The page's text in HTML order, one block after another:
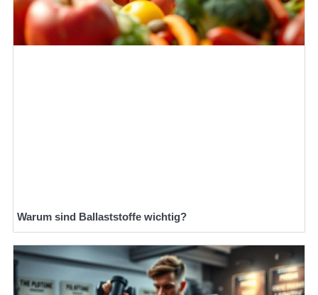
Warum sind Ballaststoffe wichtig?